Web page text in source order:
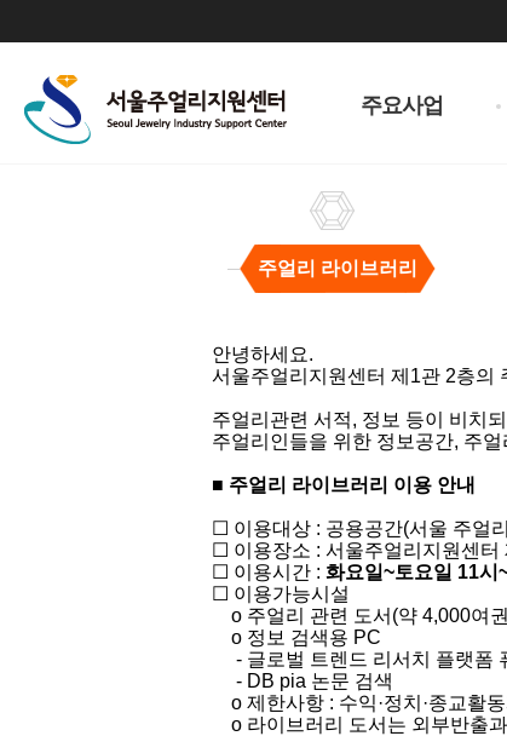
주요사업
주얼리 라이브러리
리
라
브
러
안녕하세요.
서울주얼리지원센터 제1관 2층의
주얼리관련 서적, 정보 등이 비치
주얼리인들을 위한 정보공간, 주
■ 주얼리 라이브러리 이용 안내
​☐ 이용대상 : 공용공간(서울 주얼
☐ 이용장소 : 서울주얼리지원센터
☐ 이용시간 : 화요일~토요일 11시
☐ 이용가능시설​
o ​주얼리 관련 도서(약 4,000여
o​ 정보 검색용 PC
- 글로벌 트렌드 리서치 플랫폼
- DB pia 논문 검색
o 제한사항 : 수익·정치 ·종교활
o 라이브러리 도서는 외부반출